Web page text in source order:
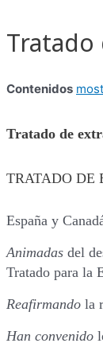
contenido
Tratado
Contenidos
Tratado de
TRATADO DE
España y
Animadas del
Tratado para la
Reafirmando la
Han convenido